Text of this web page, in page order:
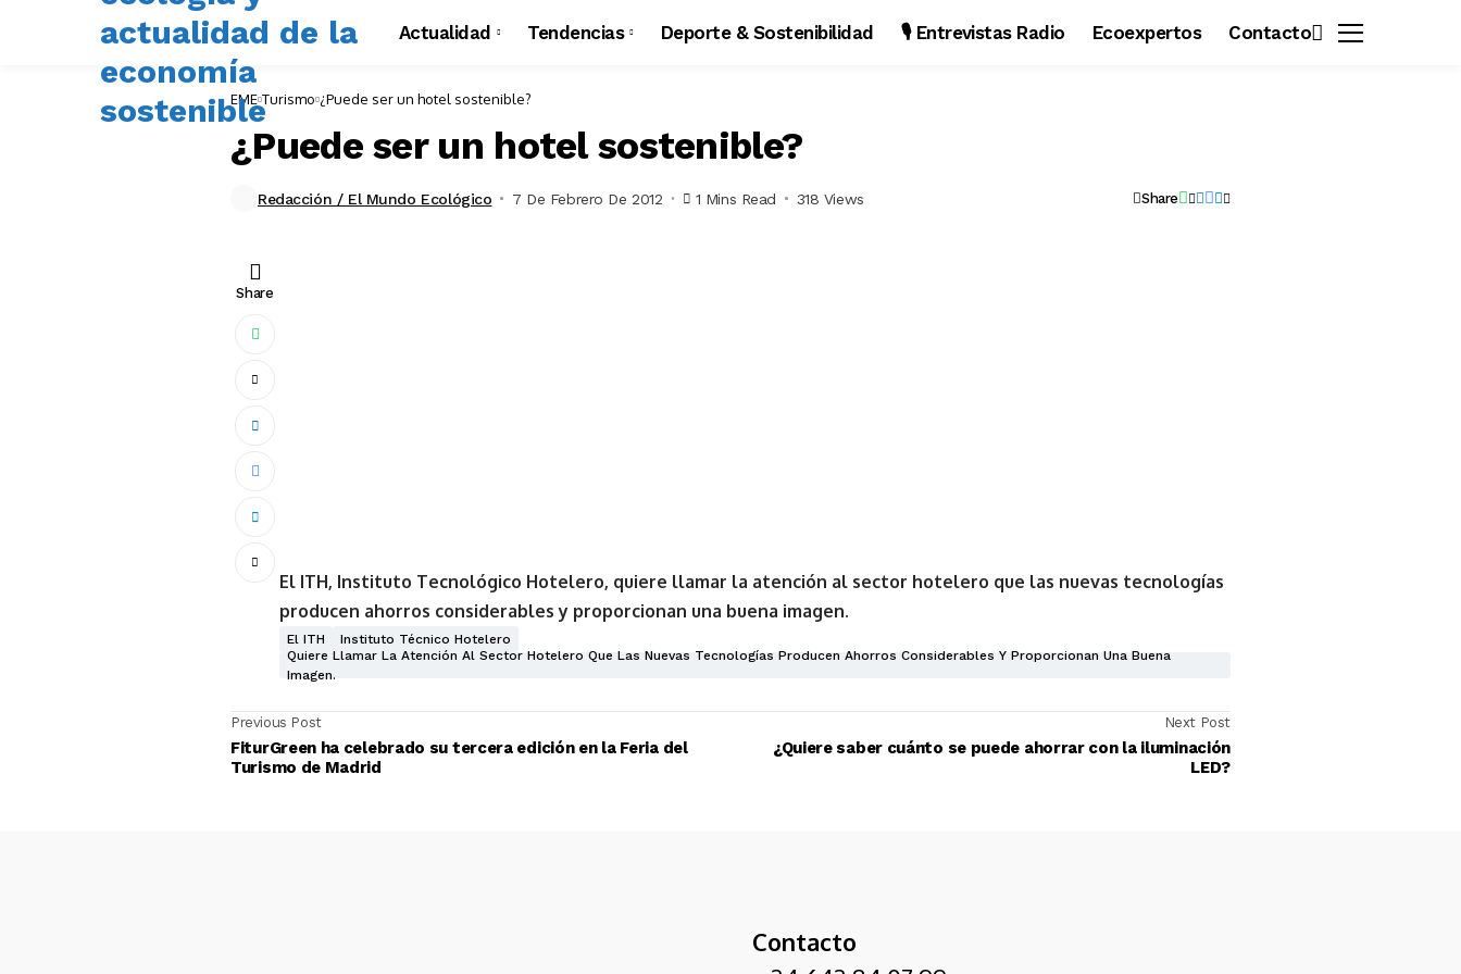
Actualidad Tendencias Deporte & Sostenibilidad 🎙️ Entrevistas Radio Ecoexpertos Contacto
EME Turismo ¿Puede ser un hotel sostenible?
¿Puede ser un hotel sostenible?
Redacción / El Mundo Ecológico 7 De Febrero De 2012 1 Mins Read 318 Views Share
Share
El ITH, Instituto Tecnológico Hotelero, quiere llamar la atención al sector hotelero que las nuevas tecnologías
producen ahorros considerables y proporcionan una buena imagen.
El ITH
Instituto Técnico Hotelero
Quiere Llamar La Atención Al Sector Hotelero Que Las Nuevas Tecnologías Producen Ahorros Considerables Y Proporcionan Una Buena
Imagen.
Previous Post
FiturGreen ha celebrado su tercera edición en la Feria del
Turismo de Madrid
Next Post
¿Quiere saber cuánto se puede ahorrar con la iluminación
LED?
Contacto